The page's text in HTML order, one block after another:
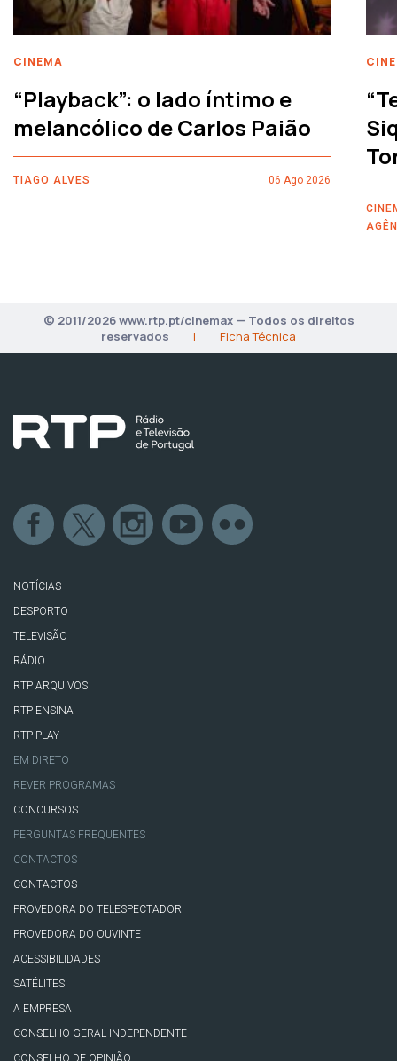
CINEMA
“Playback”: o lado íntimo e
melancólico de Carlos Paião
TIAGO ALVES 06 Ago 2026
© 2011/2026 www.rtp.pt/cinemax — Todos os direitos
reservados
| Ficha Técnica
NOTÍCIAS
DESPORTO
TELEVISÃO
RÁDIO
RTP ARQUIVOS
RTP ENSINA
RTP PLAY
EM DIRETO
REVER PROGRAMAS
CONCURSOS
PERGUNTAS FREQUENTES
CONTACTOS
CONTACTOS
PROVEDORA DO TELESPECTADOR
PROVEDORA DO OUVINTE
ACESSIBILIDADES
SATÉLITES
A EMPRESA
CONSELHO GERAL INDEPENDENTE
CONSELHO DE OPINIÃO